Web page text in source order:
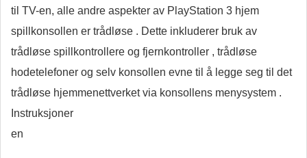
til TV-en, alle andre aspekter av PlayStation 3 hjem
spillkonsollen er trådløse . Dette inkluderer bruk av
trådløse spillkontrollere og fjernkontroller , trådløse
hodetelefoner og selv konsollen evne til å legge seg til det
trådløse hjemmenettverket via konsollens menysystem .
Instruksjoner
en